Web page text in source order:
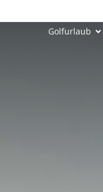
Golfurlaub